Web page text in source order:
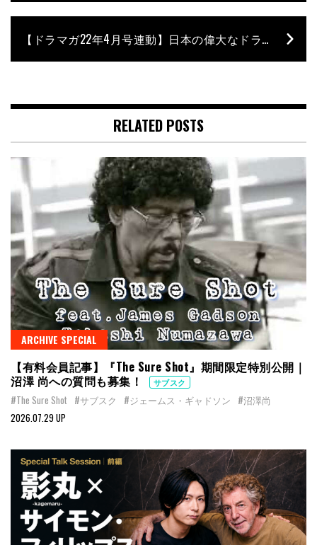
【ドラマガ22年4月号連動】日本の偉大なドラマー40 – Tetsu’s Vote
RELATED POSTS
ARCHIVE SPECIAL
【有料会員記事】『The Sure Shot』期間限定特別公開｜
沼澤 尚への質問も募集！
サブスク
#The Sure Shot #サブスク #ジェームス・ギャドソン #沼澤尚
2026.07.29 UP